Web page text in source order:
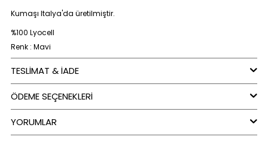
Kumaşı Italya'da üretilmiştir.
%100 Lyocell
Renk : Mavi
TESLİMAT & İADE
ÖDEME SEÇENEKLERI
YORUMLAR